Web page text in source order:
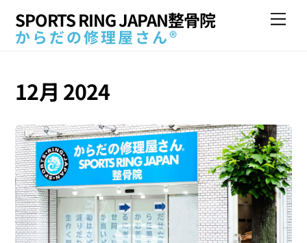
SPORTS RING JAPAN整骨院
からだの修理屋さん®
12月 2024